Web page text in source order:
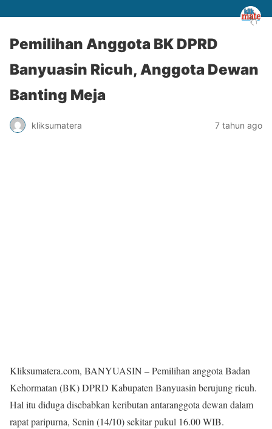
Pemilihan Anggota BK DPRD
Banyuasin Ricuh, Anggota Dewan
Banting Meja
kliksumatera 7 tahun ago
Kliksumatera.com, BANYUASIN – Pemilihan anggota Badan
Kehormatan (BK) DPRD Kabupaten Banyuasin berujung ricuh.
Hal itu diduga disebabkan keributan antaranggota dewan dalam
rapat paripurna, Senin (14/10) sekitar pukul 16.00 WIB.